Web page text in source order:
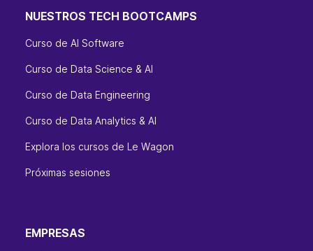
NUESTROS TECH BOOTCAMPS
Curso de AI Software
Curso de Data Science & AI
Curso de Data Engineering
Curso de Data Analytics & AI
Explora los cursos de Le Wagon
Próximas sesiones
EMPRESAS